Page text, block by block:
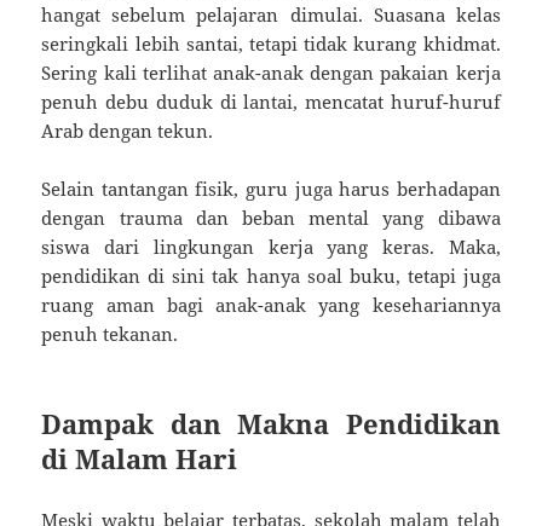
hangat sebelum pelajaran dimulai. Suasana kelas
seringkali lebih santai, tetapi tidak kurang khidmat.
Sering kali terlihat anak-anak dengan pakaian kerja
penuh debu duduk di lantai, mencatat huruf-huruf
Arab dengan tekun.
Selain tantangan fisik, guru juga harus berhadapan
dengan trauma dan beban mental yang dibawa
siswa dari lingkungan kerja yang keras. Maka,
pendidikan di sini tak hanya soal buku, tetapi juga
ruang aman bagi anak-anak yang kesehariannya
penuh tekanan.
Dampak dan Makna Pendidikan
di Malam Hari
Meski waktu belajar terbatas, sekolah malam telah